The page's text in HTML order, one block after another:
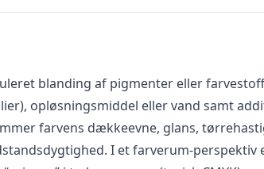
blanding af pigmenter eller
opløsningsmiddel eller vand samt
farvens dækkeevne, glans,
I et farverum-perspektiv